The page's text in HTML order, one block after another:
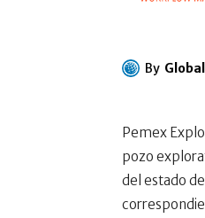
By
Pemex
pozo
del estado